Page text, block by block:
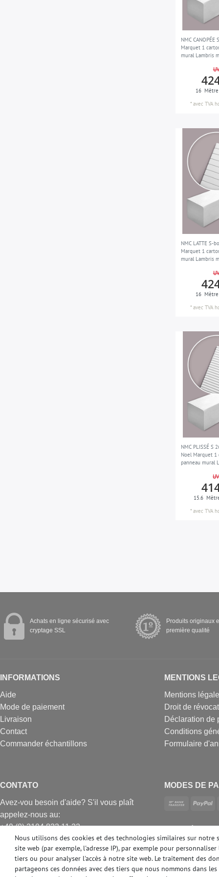
NMC CANOPÉE
Marquet 1
mural Lambris
16 Mètre
*avec TVA
NMC LATTE S-
Marquet 1
mural Lambris
16 Mètre
*avec TVA
NMC PLISSÉ S
Noel Marquet 1
panneau mural
15.6
*avec TVA
Achats en ligne sécurisé avec
cryptage SSL
Produits originaux
première qualité
INFORMATIONS
Aide
Mode de paiement
Livraison
Contact
Commander échantillons
MENTIONS
Mentions
Droit de
Déclaration de
Conditions
Formulaire
CONTATO
Avez-vou besoin d'aide? S'il vous plaît
appelez-nous au:
+49 (0) 2104 833 11 22
Heures d'ouverture du centre d'appels du
lundi au vendredi de
10:00 alle 16:00 (MEZ)
MODES DE
Nous utilisons des cookies et des technologies similaires sur
site web (par exemple, l'adresse IP), par exemple pour
tiers ou pour analyser l'accès à notre site web. Le traitement des
partageons ces données avec des tiers que nous nommons dans les